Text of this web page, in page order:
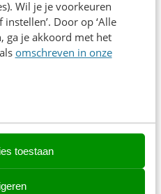
Wil je je voorkeuren
Door op ‘Alle
ga je akkoord met het
omschreven in onze
toestaan
dan laat regelt.
de keuze van een
en waar te beginnen